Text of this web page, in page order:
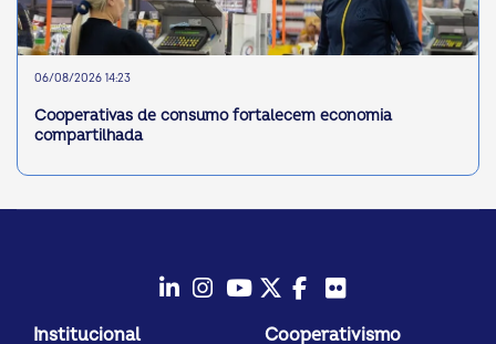
06/08/2026 14:23
Cooperativas de consumo fortalecem economia
compartilhada
Instagram
YoutubeTwitter/X
Facebook
Institucional Cooperativismo